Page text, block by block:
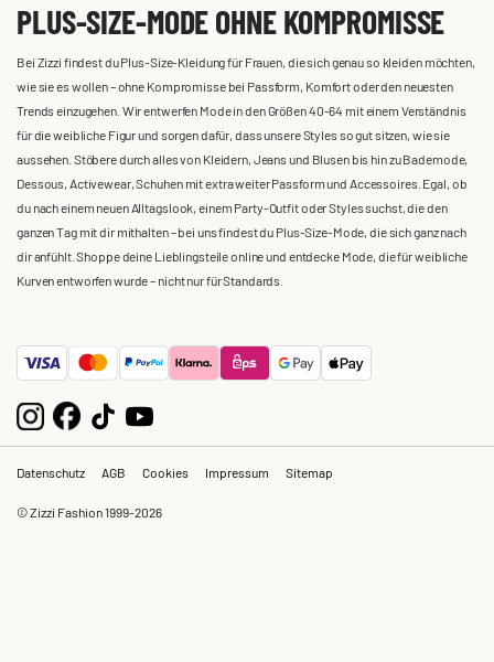
PLUS-SIZE-MODE OHNE KOMPROMISSE
Bei Zizzi findest du Plus-Size-Kleidung für Frauen, die sich genau so kleiden möchten,
wie sie es wollen – ohne Kompromisse bei Passform, Komfort oder den neuesten
Trends einzugehen. Wir entwerfen Mode in den Größen 40-64 mit einem Verständnis
für die weibliche Figur und sorgen dafür, dass unsere Styles so gut sitzen, wie sie
aussehen. Stöbere durch alles von Kleidern, Jeans und Blusen bis hin zu Bademode,
Dessous, Activewear, Schuhen mit extra weiter Passform und Accessoires. Egal, ob
du nach einem neuen Alltagslook, einem Party-Outfit oder Styles suchst, die den
ganzen Tag mit dir mithalten – bei uns findest du Plus-Size-Mode, die sich ganz nach
dir anfühlt. Shoppe deine Lieblingsteile online und entdecke Mode, die für weibliche
Kurven entworfen wurde – nicht nur für Standards.
Datenschutz AGB Cookies Impressum Sitemap
© Zizzi Fashion 1999-2026